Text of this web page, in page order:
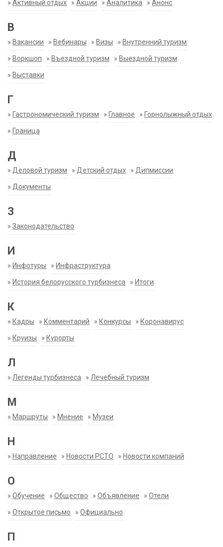
» Активный отдых » Акции » Аналитика » Анонс
В
» Вакансии » Вебинары » Визы » Внутренний туризм
» Воркшоп » Въездной туризм » Выездной туризм
» Выставки
Г
» Гастрономический туризм » Главное » Горнолыжный отдых
» Граница
Д
» Деловой туризм » Детский отдых » Дипмиссии
» Документы
З
» Законодательство
И
» Инфотуры » Инфраструктура
» История белорусского турбизнеса » Итоги
К
» Кадры » Комментарий » Конкурсы » Коронавирус
» Круизы » Курорты
Л
» Легенды турбизнеса » Лечебный туризм
М
» Маршруты » Мнение » Музеи
Н
» Направление » Новости РСТО » Новости компаний
О
» Обучение » Общество » Объявление » Отели
» Открытое письмо » Официально
П